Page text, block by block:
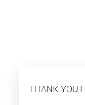
THANK YOU